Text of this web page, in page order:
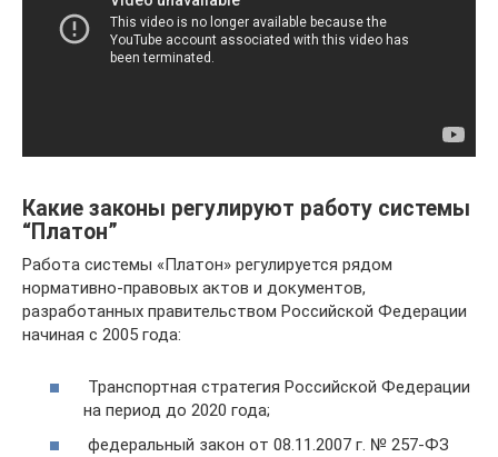
Какие законы регулируют работу системы
“Платон”
Работа системы «Платон» регулируется рядом
нормативно-правовых актов и документов,
разработанных правительством Российской Федерации
начиная с 2005 года:
Транспортная стратегия Российской Федерации
на период до 2020 года;
федеральный закон от 08.11.2007 г. № 257-ФЗ